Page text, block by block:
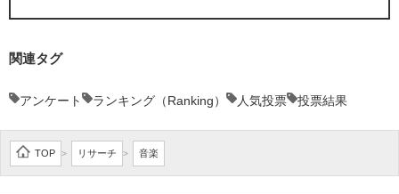
関連タグ
アンケート ランキング（Ranking） 人気投票 投票結果
TOP > リサーチ > 音楽